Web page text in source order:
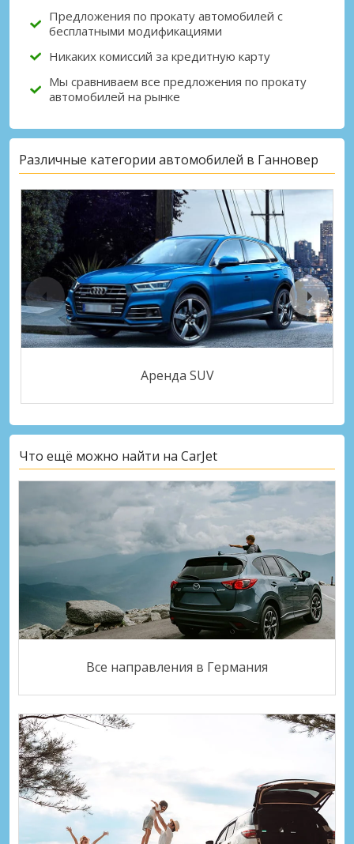
Предложения по прокату автомобилей с
бесплатными модификациями
Никаких комиссий за кредитную карту
Мы сравниваем все предложения по прокату
автомобилей на рынке
Различные категории автомобилей в Ганновер
Аренда SUV
Что ещё можно найти на CarJet
Все направления в Германия